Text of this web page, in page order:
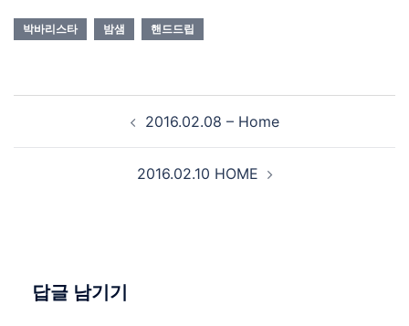
박바리스타 밤샘 핸드드립
2016.02.08 – Home
2016.02.10 HOME
답글 남기기